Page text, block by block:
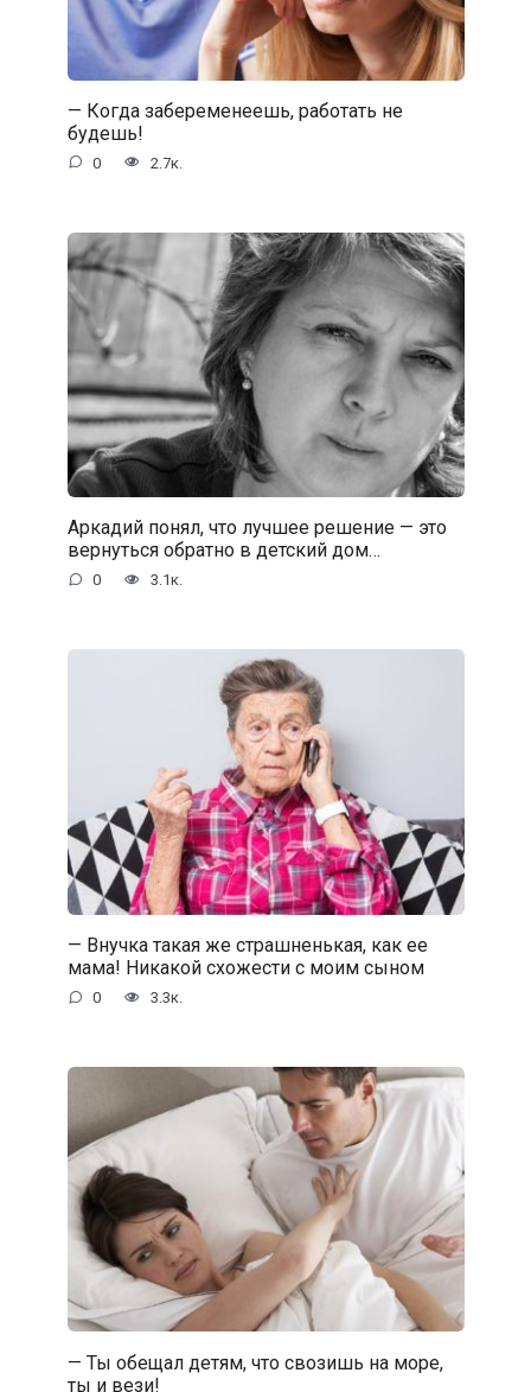
— Когда забеременеешь, работать не
будешь!
0 2.7к.
Аркадий понял, что лучшее решение — это
вернуться обратно в детский дом…
0 3.1к.
— Внучка такая же страшненькая, как ее
мама! Никакой схожести с моим сыном
0 3.3к.
— Ты обещал детям, что свозишь на море,
ты и вези!